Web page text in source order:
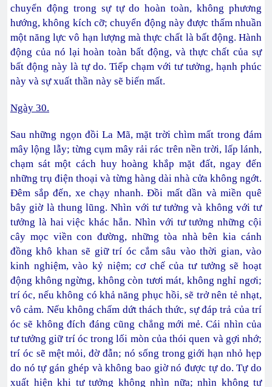
chuyển động trong sự tự do hoàn toàn, không phương
hướng, không kích cỡ; chuyển động này được thấm nhuần
một năng lực vô hạn lượng mà thực chất là bất động. Hành
động của nó lại hoàn toàn bất động, và thực chất của sự
bất động này là tự do. Tiếp chạm với tư tưởng, hạnh phúc
này và sự xuất thần này sẽ biến mất.
Ngày 30.
Sau những ngọn đồi La Mã, mặt trời chìm mất trong đám
mây lộng lẫy; từng cụm mây rải rác trên nền trời, lấp lánh,
chạm sát một cách huy hoàng khắp mặt đất, ngay đến
những trụ điện thoại và từng hàng dài nhà cửa không ngớt.
Đêm sắp đến, xe chạy nhanh. Đồi mất dần và miền quê
bây giờ là thung lũng. Nhìn với tư tưởng và không với tư
tưởng là hai việc khác hẳn. Nhìn với tư tưởng những cội
cây mọc viền con đường, những tòa nhà bên kia cánh
đồng khô khan sẽ giữ trí óc cắm sâu vào thời gian, vào
kinh nghiệm, vào kỷ niệm; cơ chế của tư tưởng sẽ hoạt
động không ngừng, không còn tươi mát, không nghỉ ngơi;
trí óc, nếu không có khả năng phục hồi, sẽ trở nên tẻ nhạt,
vô cảm. Nếu không chấm dứt thách thức, sự đáp trả của trí
óc sẽ không đích đáng cũng chẳng mới mẻ. Cái nhìn của
tư tưởng giữ trí óc trong lối mòn của thói quen và gợi nhớ;
trí óc sẽ mệt mỏi, đờ đẫn; nó sống trong giới hạn nhỏ hẹp
do nó tự gán ghép và không bao giờ nó được tự do. Tự do
xuất hiện khi tư tưởng không nhìn nữa; nhìn không tư